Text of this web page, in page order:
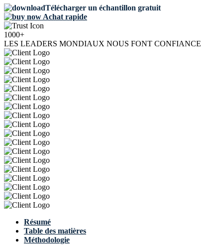
Télécharger un échantillon gratuit
Achat rapide
1000+
LES LEADERS MONDIAUX NOUS FONT CONFIANCE
Résumé
Table des matières
Méthodologie